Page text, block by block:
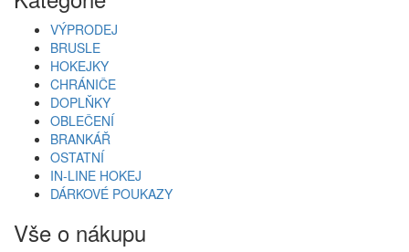
VÝPRODEJ
BRUSLE
HOKEJKY
CHRÁNIČE
DOPLŇKY
OBLEČENÍ
BRANKÁŘ
OSTATNÍ
IN-LINE HOKEJ
DÁRKOVÉ POUKAZY
Vše o nákupu